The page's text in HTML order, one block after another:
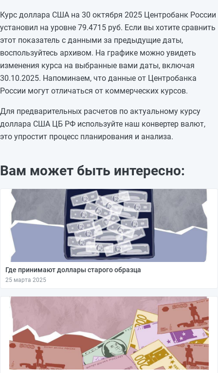
80,9835
18.10.2025
80,9835
+1,8995
17.10.2025
79,084
+0,2449
Курс доллара США на 30 октября 2025 Центробанк России
установил на уровне 79.4715 руб. Если вы хотите сравнить
этот показатель с данными за предыдущие даты,
воспользуйтесь архивом. На графике можно увидеть
изменения курса на выбранные вами даты, включая
30.10.2025. Напоминаем, что данные от Центробанка
России могут отличаться от коммерческих курсов.
Для предварительных расчетов по актуальному курсу
доллара США ЦБ РФ используйте наш конвертер валют,
это упростит процесс планирования и анализа.
Вам может быть интересно:
Где принимают доллары старого образца
25 марта 2025